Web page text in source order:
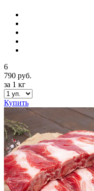
6
790 руб.
за 1 кг
Купить